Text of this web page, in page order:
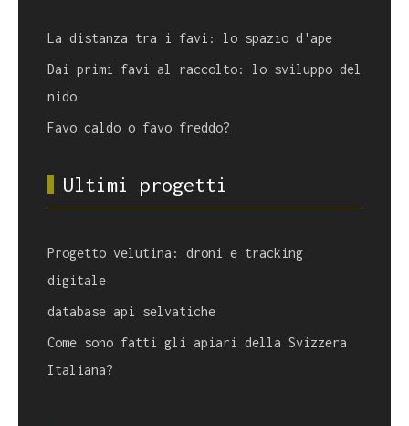
La distanza tra i favi: lo spazio d'ape
Dai primi favi al raccolto: lo sviluppo del
nido
Favo caldo o favo freddo?
Ultimi progetti
Progetto velutina: droni e tracking
digitale
database api selvatiche
Come sono fatti gli apiari della Svizzera
Italiana?